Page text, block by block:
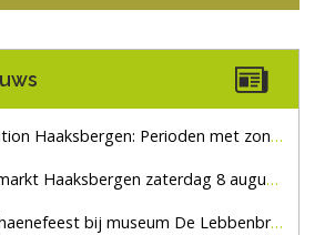
Haaksbergen: Perioden met zon en droog
zaterdag 8 augustus, marktplein Haaksbergen
bij museum De Lebbenbrugge